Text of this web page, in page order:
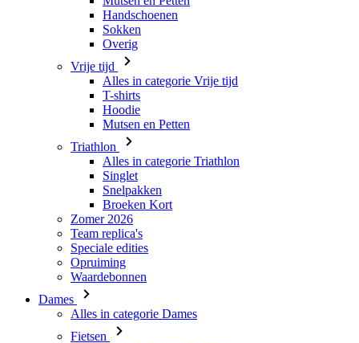
Alles in categorie Vrije tijd
T-shirts
Hoodie
Mutsen en Petten
Triathlon
Alles in categorie Triathlon
Singlet
Snelpakken
Broeken Kort
Zomer 2026
Team replica's
Speciale edities
Opruiming
Waardebonnen
Dames
Alles in categorie Dames
Fietsen
Alles in categorie Fietsen
Shirts Lange Mouw
Body's en Windstoppers
Jacks Lange Mouw